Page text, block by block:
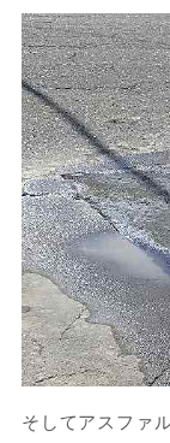
そしてアスファ